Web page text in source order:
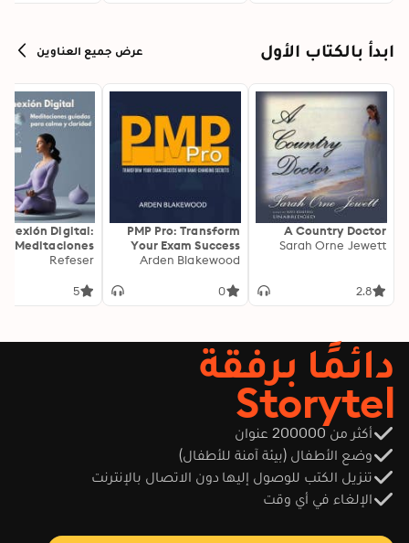
ابدأ بالكتاب الأول عرض جميع العناوين
A Country Doctor
Sarah Orne Jewett
2.8
PMP Pro: Transform
Your Exam Success
with Game-Changing
PMP exam results!
performance on test
day."
Arden Blakewood
0
Digital:
Meditaciones
para Calma y
Refeser
5
دائمًا برفقة
Storytel
أكثر من 200000 عنوان
وضع الأطفال (بيئة آمنة للأطفال)
تنزيل الكتب للوصول إليها دون الاتصال بالإنترنت
الإلغاء في أي وقت